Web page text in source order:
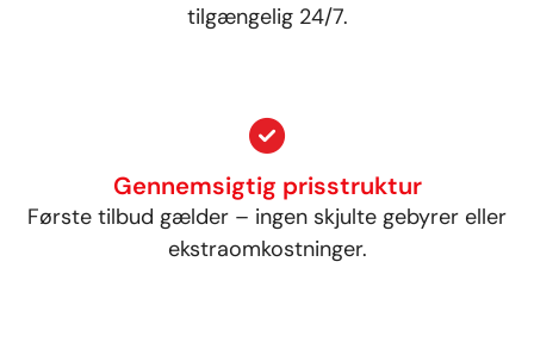
tilgængelig 24/7.
Gennemsigtig prisstruktur
Første tilbud gælder – ingen skjulte gebyrer eller
ekstraomkostninger.